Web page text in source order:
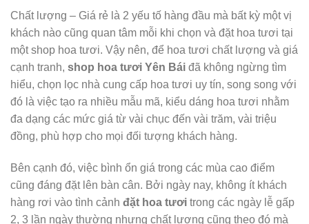
Chất lượng – Giá rẻ là 2 yếu tố hàng đầu mà bất kỳ một vị
khách nào cũng quan tâm mỗi khi chọn và đặt hoa tươi tại
một shop hoa tươi. Vậy nên, để hoa tươi chất lượng và giá
cạnh tranh, shop hoa tươi Yên Bái đã không ngừng tìm
hiểu, chọn lọc nhà cung cấp hoa tươi uy tín, song song với
đó là việc tạo ra nhiều mẫu mã, kiểu dáng hoa tươi nhằm
đa dạng các mức giá từ vài chục đến vài trăm, vài triệu
đồng, phù hợp cho mọi đối tượng khách hàng.
Bên cạnh đó, việc bình ổn giá trong các mùa cao điểm
cũng đáng đặt lên bàn cân. Bởi ngày nay, không ít khách
hàng rơi vào tình cảnh đặt hoa tươi trong các ngày lễ gấp
2, 3 lần ngày thường nhưng chất lượng cũng theo đó mà